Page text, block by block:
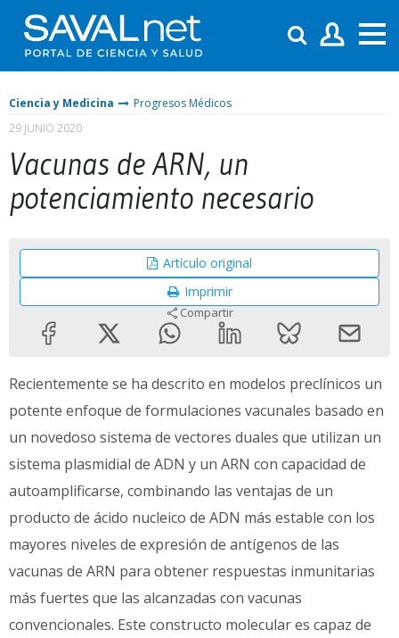
Ciencia y Medicina
Progresos Médicos
29 JUNIO 2020
Vacunas de ARN, un
potenciamiento necesario
Artículo original
Imprimir
Compartir
Recientemente se ha descrito en modelos preclínicos un
potente enfoque de formulaciones vacunales basado en
un novedoso sistema de vectores duales que utilizan un
sistema plasmidial de ADN y un ARN con capacidad de
autoamplificarse, combinando las ventajas de un
producto de ácido nucleico de ADN más estable con los
mayores niveles de expresión de antígenos de las
vacunas de ARN para obtener respuestas inmunitarias
más fuertes que las alcanzadas con vacunas
convencionales. Este constructo molecular es capaz de